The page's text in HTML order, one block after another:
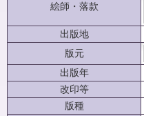
絵師・落款
出版地
版元
出版年
改印等
版種